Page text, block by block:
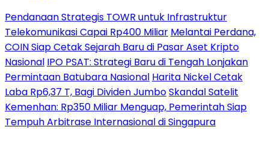
Pendanaan Strategis TOWR untuk Infrastruktur
Telekomunikasi Capai Rp400 Miliar Melantai Perdana,
COIN Siap Cetak Sejarah Baru di Pasar Aset Kripto
Nasional IPO PSAT: Strategi Baru di Tengah Lonjakan
Permintaan Batubara Nasional Harita Nickel Cetak
Laba Rp6,37 T, Bagi Dividen JumboSkandal Satelit
Kemenhan: Rp350 Miliar Menguap, Pemerintah Siap
Tempuh Arbitrase Internasional di Singapura